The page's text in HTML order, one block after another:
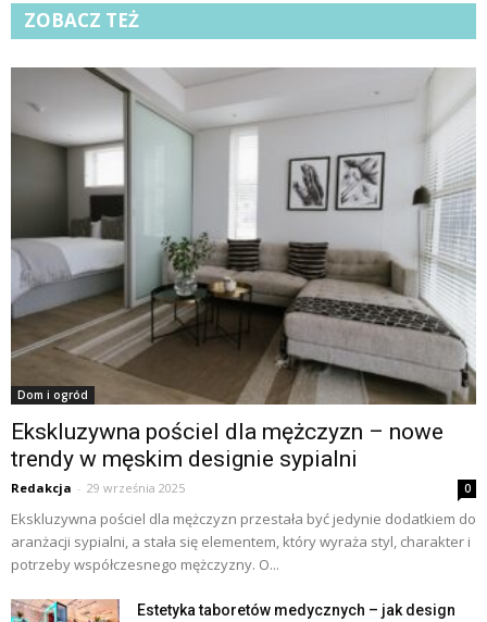
ZOBACZ TEŻ
Dom i ogród
Ekskluzywna pościel dla mężczyzn – nowe
trendy w męskim designie sypialni
Redakcja - 29 września 2025 0
Ekskluzywna pościel dla mężczyzn przestała być jedynie dodatkiem do
aranżacji sypialni, a stała się elementem, który wyraża styl, charakter i
potrzeby współczesnego mężczyzny. O...
Estetyka taboretów medycznych – jak design